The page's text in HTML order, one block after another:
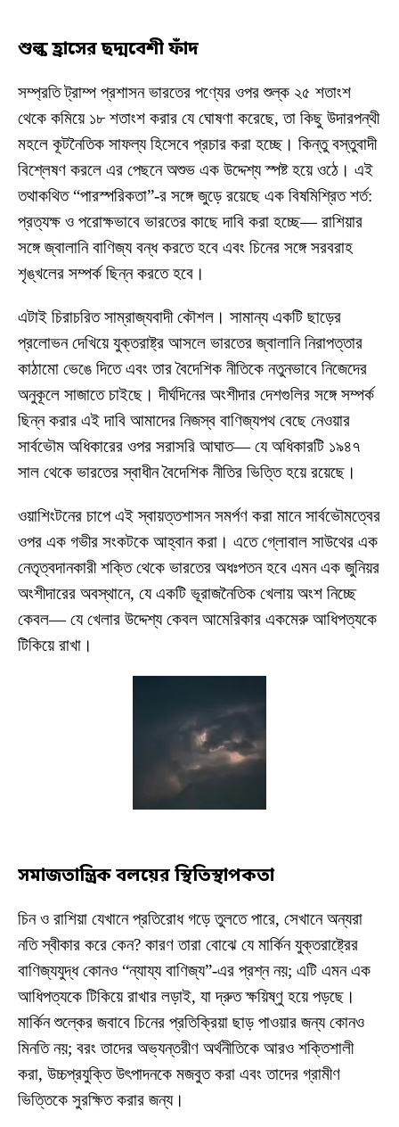
শুল্ক হ্রাসের ছদ্মবেশী ফাঁদ
সম্প্রতি ট্রাম্প প্রশাসন ভারতের পণ্যের ওপর শুল্ক ২৫ শতাংশ
থেকে কমিয়ে ১৮ শতাংশ করার যে ঘোষণা করেছে, তা কিছু উদারপন্থী
মহলে কূটনৈতিক সাফল্য হিসেবে প্রচার করা হচ্ছে। কিন্তু বস্তুবাদী
বিশ্লেষণ করলে এর পেছনে অশুভ এক উদ্দেশ্য স্পষ্ট হয়ে ওঠে। এই
তথাকথিত “পারস্পরিকতা”-র সঙ্গে জুড়ে রয়েছে এক বিষমিশ্রিত শর্ত:
প্রত্যক্ষ ও পরোক্ষভাবে ভারতের কাছে দাবি করা হচ্ছে— রাশিয়ার
সঙ্গে জ্বালানি বাণিজ্য বন্ধ করতে হবে এবং চিনের সঙ্গে সরবরাহ
শৃঙ্খলের সম্পর্ক ছিন্ন করতে হবে।
এটাই চিরাচরিত সাম্রাজ্যবাদী কৌশল। সামান্য একটি ছাড়ের
প্রলোভন দেখিয়ে যুক্তরাষ্ট্র আসলে ভারতের জ্বালানি নিরাপত্তার
কাঠামো ভেঙে দিতে এবং তার বৈদেশিক নীতিকে নতুনভাবে নিজেদের
অনুকূলে সাজাতে চাইছে। দীর্ঘদিনের অংশীদার দেশগুলির সঙ্গে সম্পর্ক
ছিন্ন করার এই দাবি আমাদের নিজস্ব বাণিজ্যপথ বেছে নেওয়ার
সার্বভৌম অধিকারের ওপর সরাসরি আঘাত— যে অধিকারটি ১৯৪৭
সাল থেকে ভারতের স্বাধীন বৈদেশিক নীতির ভিত্তি হয়ে রয়েছে।
ওয়াশিংটনের চাপে এই স্বায়ত্তশাসন সমর্পণ করা মানে সার্বভৌমত্বের
ওপর এক গভীর সংকটকে আহ্বান করা। এতে গ্লোবাল সাউথের এক
নেতৃত্বদানকারী শক্তি থেকে ভারতের অধঃপতন হবে এমন এক জুনিয়র
অংশীদারের অবস্থানে, যে একটি ভূরাজনৈতিক খেলায় অংশ নিচ্ছে
কেবল— যে খেলার উদ্দেশ্য কেবল আমেরিকার একমেরু আধিপত্যকে
টিকিয়ে রাখা।
সমাজতান্ত্রিক বলয়ের স্থিতিস্থাপকতা
চিন ও রাশিয়া যেখানে প্রতিরোধ গড়ে তুলতে পারে, সেখানে অন্যরা
নতি স্বীকার করে কেন? কারণ তারা বোঝে যে মার্কিন যুক্তরাষ্ট্রের
বাণিজ্যযুদ্ধ কোনও “ন্যায্য বাণিজ্য”-এর প্রশ্ন নয়; এটি এমন এক
আধিপত্যকে টিকিয়ে রাখার লড়াই, যা দ্রুত ক্ষয়িষ্ণু হয়ে পড়ছে।
মার্কিন শুল্কের জবাবে চিনের প্রতিক্রিয়া ছাড় পাওয়ার জন্য কোনও
মিনতি নয়; বরং তাদের অভ্যন্তরীণ অর্থনীতিকে আরও শক্তিশালী
করা, উচ্চপ্রযুক্তি উৎপাদনকে মজবুত করা এবং তাদের গ্রামীণ
ভিত্তিকে সুরক্ষিত করার জন্য।